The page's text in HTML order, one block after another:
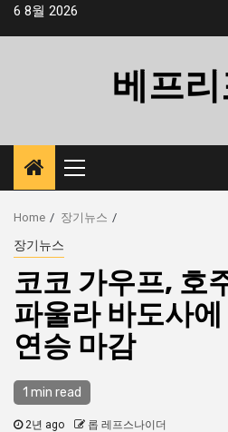
Skip6 8월 2026
베프
Primary
Menu
Home 장기뉴스
장기뉴스
코코 가우프, 호
파울라 바도사
연승 마감
1 min read
2년 ago 롭 레프스나이더